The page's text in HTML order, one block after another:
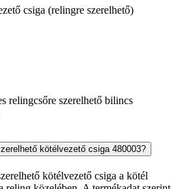
csiga (relingre szerelhető)
relingcsőre szerelhető bilincs
kötélvezető csiga 480003?
kötélvezető csiga a kötél